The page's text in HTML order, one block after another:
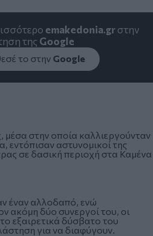
emakedonia.grστην
της Google
το στην Google
στην οποία καλλιεργούνταν
εντόπισαν αστυνομικοί της
σε δασική περιοχή στα Καμένα
έναν αλλοδαπό, ενώ
ακόμη δύο συνεργοί του, οι
εξαιρετικά δύσβατο του
για να διαφύγουν.